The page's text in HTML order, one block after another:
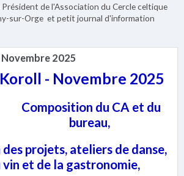
de l'Association du Cercle celtique
sur-Orge et petit journal d'information
2025
- Novembre 2025
Composition du CA et du
bureau,
projets, ateliers de danse,
vin et de la gastronomie,